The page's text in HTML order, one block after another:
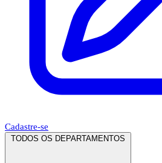
Cadastre-se
TODOS OS DEPARTAMENTOS